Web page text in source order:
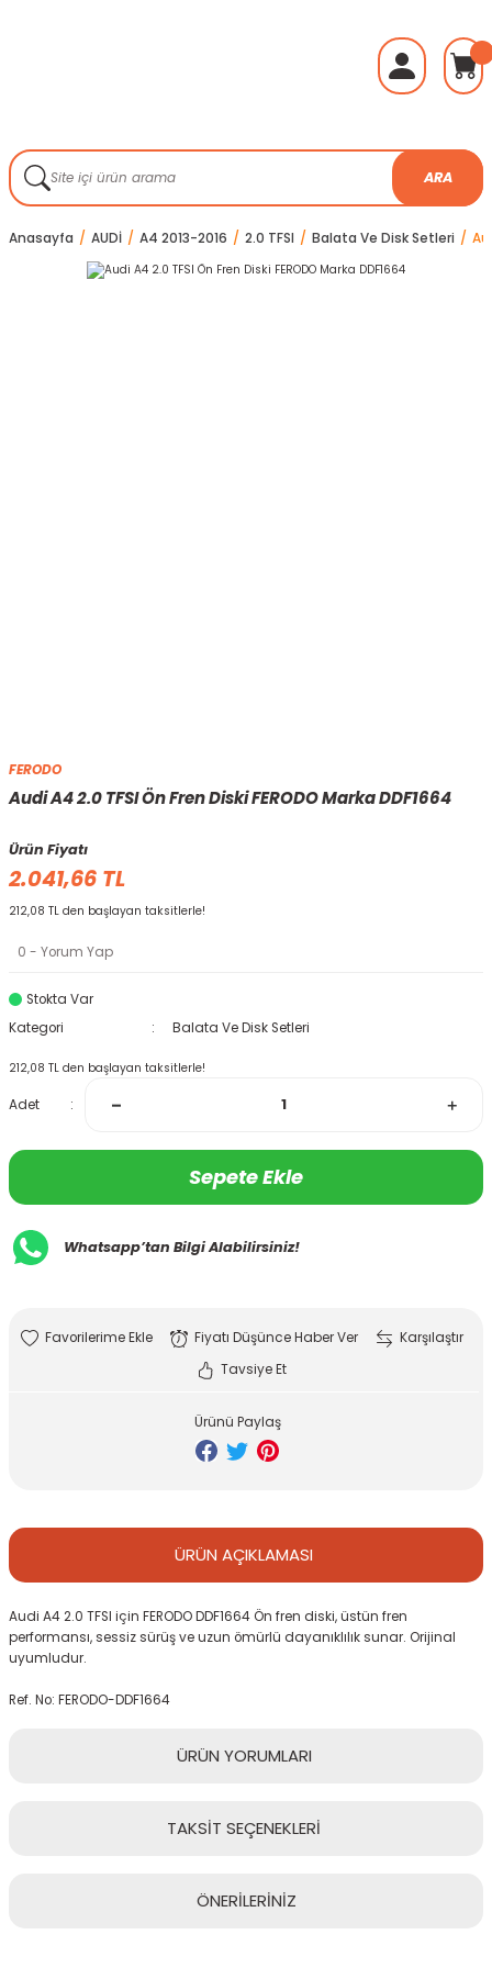
ARA
Anasayfa AUDİ A4 2013-2016 2.0 TFSI Balata Ve Disk Setleri
FERODO
Audi A4 2.0 TFSI Ön Fren Diski FERODO Marka DDF1664
Ürün Fiyatı
2.041,66 TL
212,08 TL den başlayan taksitlerle!
0 - Yorum Yap
Stokta Var
Kategori
Balata Ve Disk Setleri
212,08 TL den başlayan taksitlerle!
Adet
Sepete Ekle
Whatsapp’tan Bilgi Alabilirsiniz!
Fiyatı Düşünce Haber Ver
Karşılaştır
Tavsiye Et
Ürünü Paylaş
ÜRÜN AÇIKLAMASI
Audi A4 2.0 TFSI için FERODO DDF1664 Ön fren diski, üstün fren
performansı, sessiz sürüş ve uzun ömürlü dayanıklılık sunar. Orijinal
uyumludur.
Ref. No: FERODO-DDF1664
ÜRÜN YORUMLARI
TAKSİT SEÇENEKLERİ
ÖNERİLERİNİZ